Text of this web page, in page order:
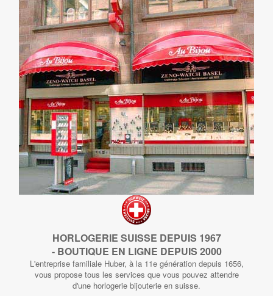
HORLOGERIE SUISSE DEPUIS 1967
- BOUTIQUE EN LIGNE DEPUIS 2000
L'entreprise familiale Huber, à la 11e génération depuis 1656,
vous propose tous les services que vous pouvez attendre
d'une horlogerie bijouterie en suisse.